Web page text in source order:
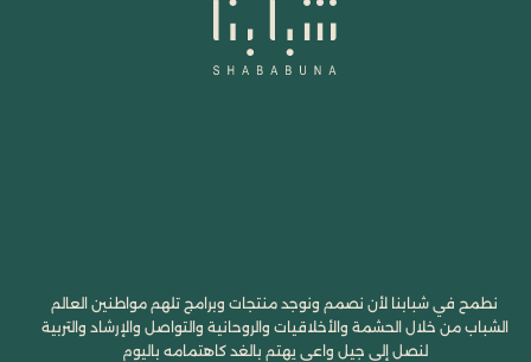
نطمح في شبابنا لأن نصمم ونوجد منتجات وبرامج تلهم مواطنين العالم
الشباب من خلال الحشمة والأخلاقيات والروحانية والتواصل والإرشاد والتربية
لنصل إلى جيل واعي يهتم بالغد كاهتمامه باليوم